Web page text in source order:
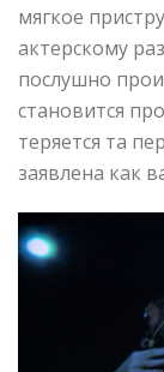
мягкое
актерскому
послушно
становится
теряется та
заявлена как